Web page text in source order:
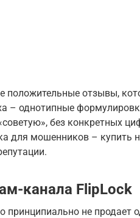
положительные отзывы,
– однотипные
без конкретных
для мошенников – купить
канала FlipLock
принципиально не продает